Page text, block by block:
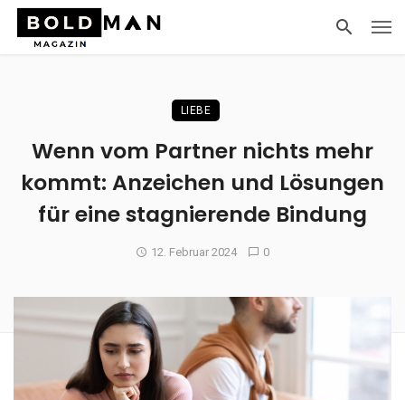
LIEBE
Wenn vom Partner nichts mehr
kommt: Anzeichen und Lösungen
für eine stagnierende Bindung
12. Februar 2024 0